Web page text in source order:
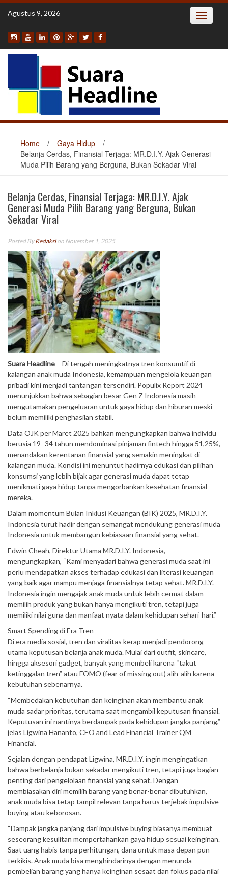
Skip
Agustus 9, 2026 Toggle
Home / Gaya Hidup
/
Belanja Cerdas, Finansial Terjaga: MR.D.I.Y. Ajak Generasi
Muda Pilih Barang yang Berguna, Bukan Sekadar Viral
Belanja Cerdas, Finansial Terjaga: MR.D.I.Y. Ajak
Generasi Muda Pilih Barang yang Berguna, Bukan
Sekadar Viral
Posted ByRedaksion November 1, 2025
Suara Headline – Di tengah meningkatnya tren konsumtif di
kalangan anak muda Indonesia, kemampuan mengelola keuangan
pribadi kini menjadi tantangan tersendiri. Populix Report 2024
menunjukkan bahwa sebagian besar Gen Z Indonesia masih
mengutamakan pengeluaran untuk gaya hidup dan hiburan meski
belum memiliki penghasilan stabil.
Data OJK per Maret 2025 bahkan mengungkapkan bahwa individu
berusia 19–34 tahun mendominasi pinjaman fintech hingga 51,25%,
menandakan kerentanan finansial yang semakin meningkat di
kalangan muda. Kondisi ini menuntut hadirnya edukasi dan pilihan
konsumsi yang lebih bijak agar generasi muda dapat tetap
menikmati gaya hidup tanpa mengorbankan kesehatan finansial
mereka.
Dalam momentum Bulan Inklusi Keuangan (BIK) 2025, MR.D.I.Y.
Indonesia turut hadir dengan semangat mendukung generasi muda
Indonesia untuk membangun kebiasaan finansial yang sehat.
Edwin Cheah, Direktur Utama MR.D.I.Y. Indonesia,
mengungkapkan, “Kami menyadari bahwa generasi muda saat ini
perlu mendapatkan akses terhadap edukasi dan literasi keuangan
yang baik agar mampu menjaga finansialnya tetap sehat. MR.D.I.Y.
Indonesia ingin mengajak anak muda untuk lebih cermat dalam
memilih produk yang bukan hanya mengikuti tren, tetapi juga
memiliki nilai guna dan manfaat nyata dalam kehidupan sehari-hari.”
Smart Spending di Era Tren
Di era media sosial, tren dan viralitas kerap menjadi pendorong
utama keputusan belanja anak muda. Mulai dari outfit, skincare,
hingga aksesori gadget, banyak yang membeli karena “takut
ketinggalan tren” atau FOMO (fear of missing out) alih-alih karena
kebutuhan sebenarnya.
“Membedakan kebutuhan dan keinginan akan membantu anak
muda sadar prioritas, terutama saat mengambil keputusan finansial.
Keputusan ini nantinya berdampak pada kehidupan jangka panjang,”
jelas Ligwina Hananto, CEO and Lead Financial Trainer QM
Financial.
Sejalan dengan pendapat Ligwina, MR.D.I.Y. ingin mengingatkan
bahwa berbelanja bukan sekadar mengikuti tren, tetapi juga bagian
penting dari pengelolaan finansial yang sehat. Dengan
membiasakan diri memilih barang yang benar-benar dibutuhkan,
anak muda bisa tetap tampil relevan tanpa harus terjebak impulsive
buying atau keborosan.
“Dampak jangka panjang dari impulsive buying biasanya membuat
seseorang kesulitan mempertahankan gaya hidup sesuai keinginan.
Saat uang habis tanpa perhitungan, dana untuk masa depan pun
terkikis. Anak muda bisa menghindarinya dengan menunda
pembelian barang yang hanya keinginan sesaat dan fokus pada nilai